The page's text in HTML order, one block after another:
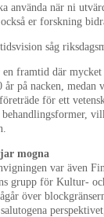
använda när ni
er forskning
såg
en framtid där
år på nacken, medan
för ett
mogna
var även
grupp för Kultur-
över